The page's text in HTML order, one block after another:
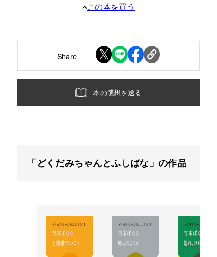
この本を買う
Share
本の感想を送る
「どくだみちゃんとふしばな」の作品